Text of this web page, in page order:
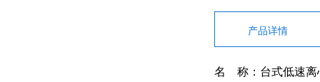
产品详情
名 称：台式低速离